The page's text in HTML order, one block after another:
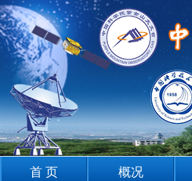
首 页 概况